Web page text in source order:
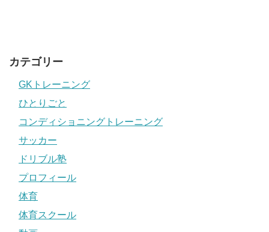
カテゴリー
GKトレーニング
ひとりごと
コンディショニングトレーニング
サッカー
ドリブル塾
プロフィール
体育
体育スクール